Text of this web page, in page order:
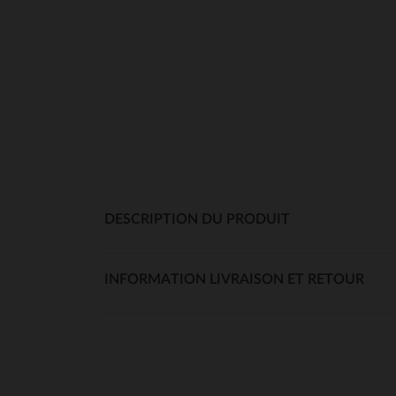
DESCRIPTION DU PRODUIT
INFORMATION LIVRAISON ET RETOUR